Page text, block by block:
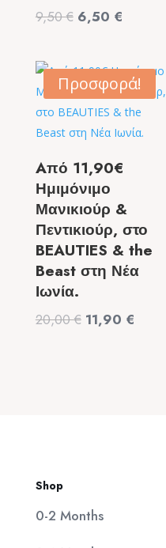
9,50€ Original
9,50 €.
6,50 €
είναι:
6,50 €.
Προσφορά!
Aπό 11,90€
Ημιμόνιμο
Μανικιούρ &
Πεντικιούρ, στο
BEAUTIES & the
Beast στη Νέα
Ιωνία.
20,00€ Original
11,90 €
Shop
0-2 Months